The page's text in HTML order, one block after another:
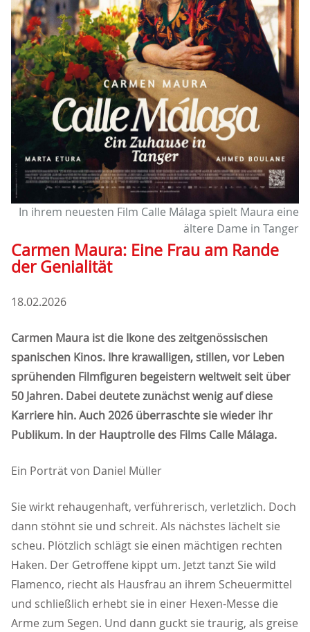
In ihrem neuesten Film Calle Málaga spielt Maura eine
ältere Dame in Tanger
Carmen Maura: Eine Frau am Rande
der Genialität
18.02.2026
Carmen Maura ist die Ikone des zeitgenössischen
spanischen Kinos. Ihre krawalligen, stillen, vor Leben
sprühenden Filmfiguren begeistern weltweit seit über
50 Jahren. Dabei deutete zunächst wenig auf diese
Karriere hin. Auch 2026 überraschte sie wieder ihr
Publikum. In der Hauptrolle des Films Calle Málaga.
Ein Porträt von Daniel Müller
Sie wirkt rehaugenhaft, verführerisch, verletzlich. Doch
dann stöhnt sie und schreit. Als nächstes lächelt sie
scheu. Plötzlich schlägt sie einen mächtigen rechten
Haken. Der Getroffene kippt um. Jetzt tanzt Sie wild
Flamenco, riecht als Hausfrau an ihrem Scheuermittel
und schließlich erhebt sie in einer Hexen-Messe die
Arme zum Segen. Und dann guckt sie traurig, als greise